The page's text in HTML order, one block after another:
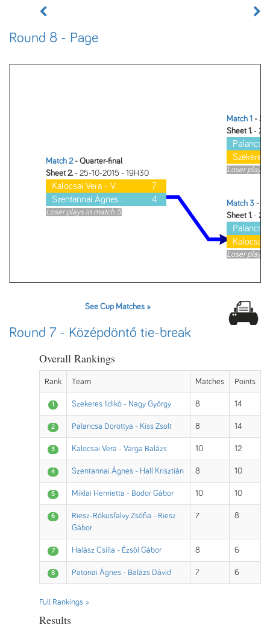
Round 8 - Page
Match 1 -
Sheet 1.- 25-
Palancsa
Szekeres
Loser plays
Match 2- Quarter-final
Sheet 2.- 25-10-2015 - 19H30
Kalocsai Vera - V.
7
Szentannai Ágnes .
4
Loser plays in match 5.
Match 3 -
Sheet 1.- 26-
Palancsa
Kalocsai
Loser plays
See Cup Matches »
Round 7 - Középdöntő tie-break
Overall Rankings
Rank Team Matches Points
1 Szekeres Ildikó - Nagy György 8 14
2 Palancsa Dorottya - Kiss Zsolt 8 14
3 Kalocsai Vera - Varga Balázs 10 12
4 Szentannai Ágnes - Hall Krisztián 8 10
5 Miklai Henrietta - Bodor Gábor 10 10
6
Riesz-Rókusfalvy Zsófia - Riesz
Gábor
7 8
7 Halász Csilla - Ézsöl Gábor 8 6
8 Patonai Ágnes - Balázs Dávid 7 6
Full Rankings »
Results